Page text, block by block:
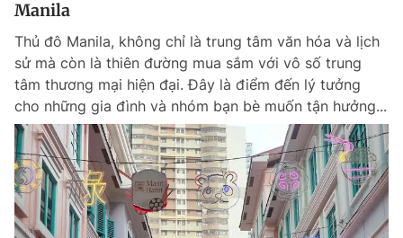
Manila
Thủ đô Manila, không chỉ là trung tâm văn hóa và lịch
sử mà còn là thiên đường mua sắm với vô số trung
tâm thương mại hiện đại. Đây là điểm đến lý tưởng
cho những gia đình và nhóm bạn bè muốn tận hưởng...